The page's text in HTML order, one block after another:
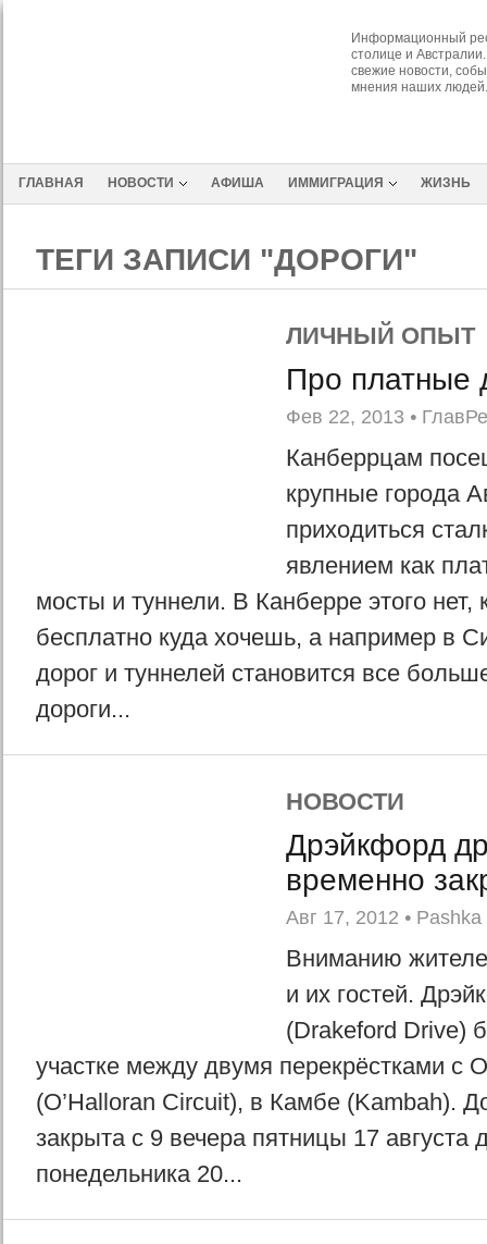
Информационный
столице и
свежие новости,
мнения наших людей.
ГЛАВНАЯ НОВОСТИ АФИША ИММИГРАЦИЯ ЖИЗНЬ
ТЕГИ ЗАПИСИ "ДОРОГИ"
ЛИЧНЫЙ ОПЫТ
Про платные
Фев 22, 2013 •
Канберрцам
крупные города
приходиться
явлением как
мосты и туннели. В Канберре этого нет,
бесплатно куда хочешь, а например в
дорог и туннелей становится все
дороги...
НОВОСТИ
Дрэйкфорд
временно
Авг 17, 2012 • Pashka
Вниманию
и их гостей.
(Drakeford Drive)
участке между двумя перекрёстками с
(O’Halloran Circuit), в Камбе (Kambah).
закрыта с 9 вечера пятницы 17 августа
понедельника 20...